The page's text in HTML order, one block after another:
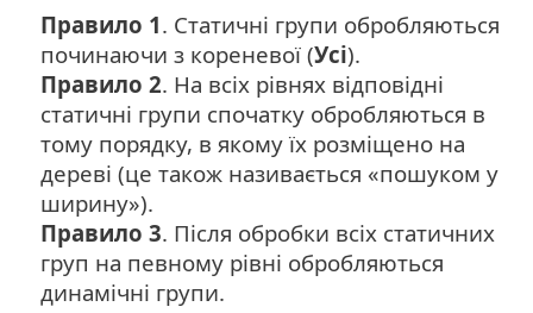
Правило 1. Статичні групи обробляються
починаючи з кореневої (Усі).
Правило 2. На всіх рівнях відповідні
статичні групи спочатку обробляються в
тому порядку, в якому їх розміщено на
дереві (це також називається «пошуком у
ширину»).
Правило 3. Після обробки всіх статичних
груп на певному рівні обробляються
динамічні групи.